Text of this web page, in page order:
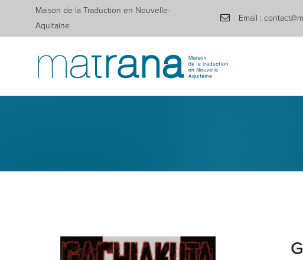
Maison de la Traduction en Nouvelle-
Aquitaine
Email :